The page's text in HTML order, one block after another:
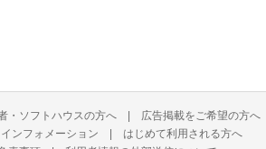
・ソフトハウスの方へ | 広告掲載をご希望の方へ
インフォメーション | はじめて利用される方へ